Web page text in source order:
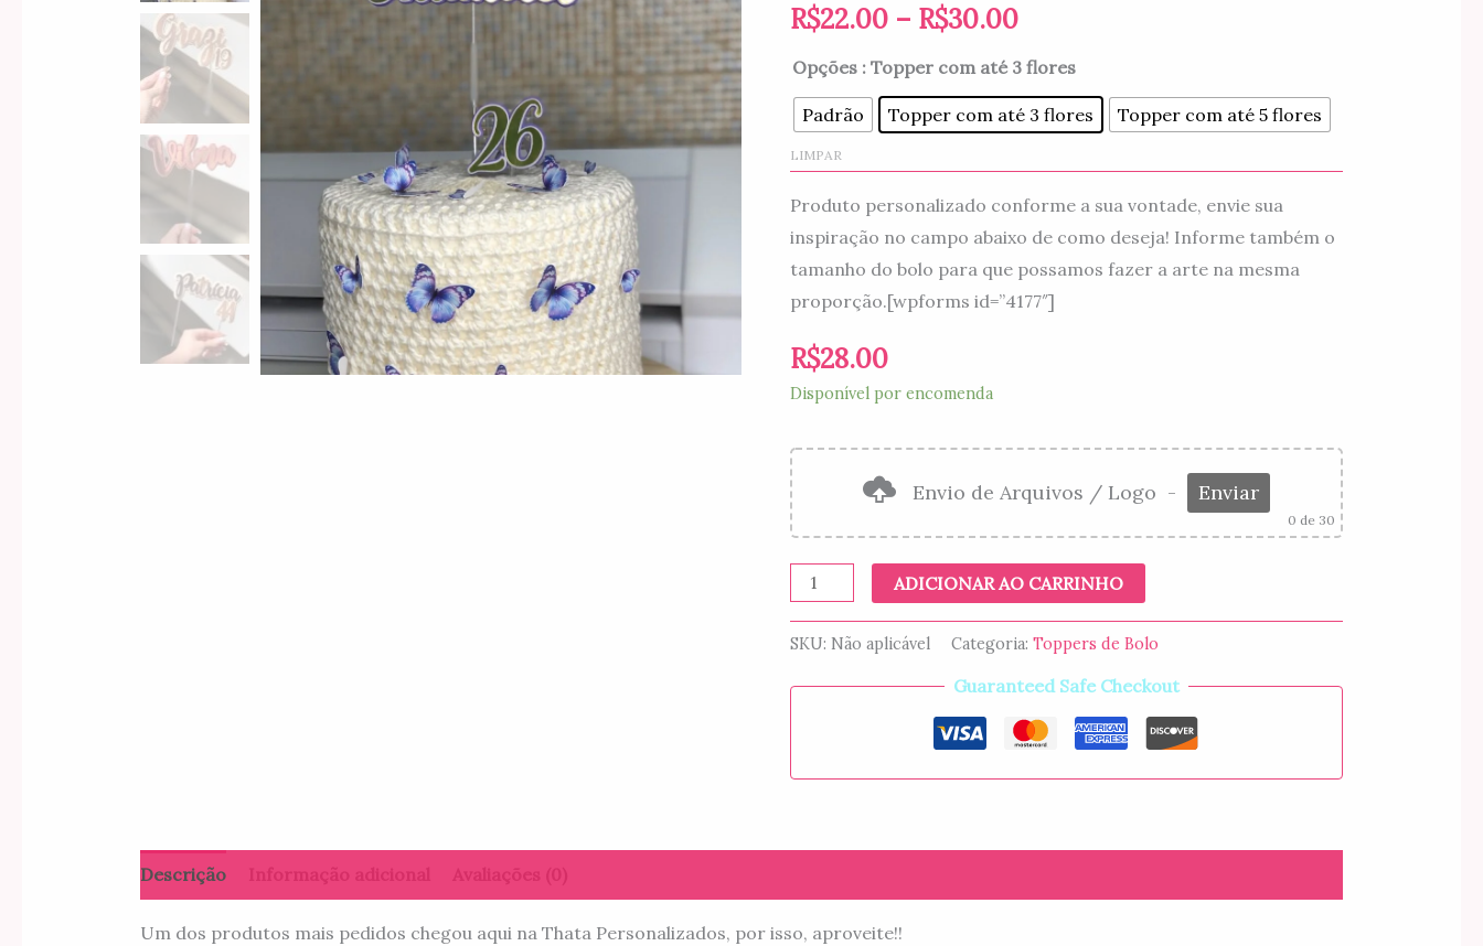
R$22.00 – R$30.00preço:
R$22.00
através
Opções : Topper com até 3 flores
Padrão Topper com até 3 flores Topper com até 5 flores
LIMPAR
Produto personalizado conforme a sua vontade, envie sua
inspiração no campo abaixo de como deseja! Informe também o
tamanho do bolo para que possamos fazer a arte na mesma
proporção.[wpforms id=”4177″]
R$28.00
Disponível por encomenda
Envio de Arquivos / Logo - Enviar
0 de 30
ADICIONAR AO CARRINHO
SKU: Não aplicável Categoria: Toppers de Bolo
Guaranteed Safe Checkout
Descrição
Um dos produtos mais pedidos chegou aqui na Thata Personalizados, por isso, aproveite!!